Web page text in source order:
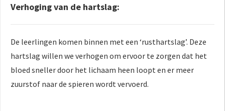
Verhoging van de hartslag:
De leerlingen komen binnen met een ‘rusthartslag’. Deze
hartslag willen we verhogen om ervoor te zorgen dat het
bloed sneller door het lichaam heen loopt en er meer
zuurstof naar de spieren wordt vervoerd.